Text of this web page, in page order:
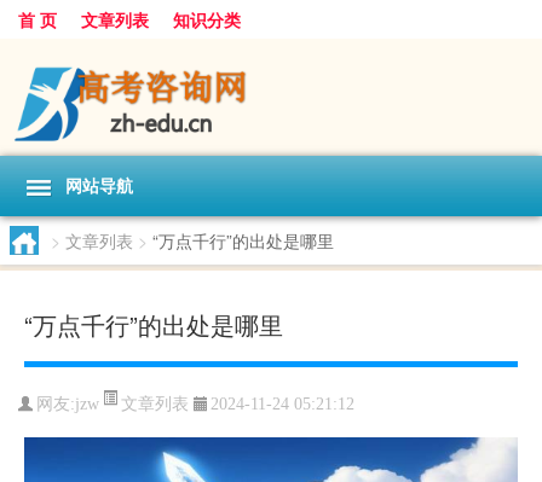
首 页 文章列表 知识分类
网站导航
> 文章列表 > “万点千行”的出处是哪里
“万点千行”的出处是哪里
网友:jzw 文章列表 2024-11-24 05:21:12